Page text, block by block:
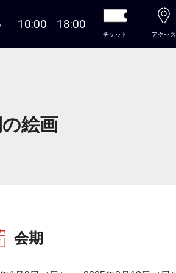
10:00 18:00
チケット アクセス
絵画
会期